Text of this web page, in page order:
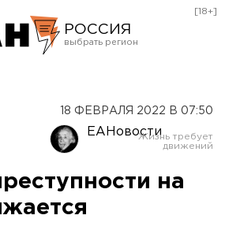
РОССИЯ
Оренбург
[18+]
18 ФЕВРАЛЯ 2022 В 07:50
ЕАНовости
на